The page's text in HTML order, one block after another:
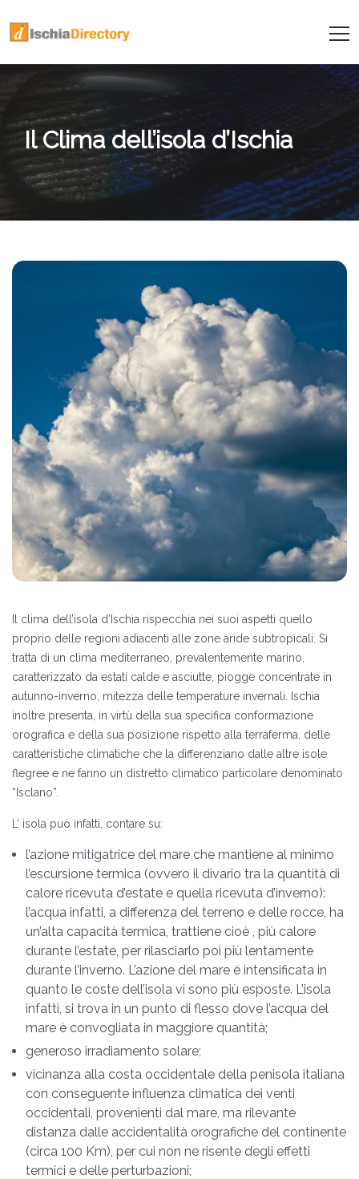
Il Clima dell’isola d’Ischia
Il clima dell’isola d’Ischia rispecchia nei suoi aspetti quello
proprio delle regioni adiacenti alle zone aride subtropicali. Si
tratta di un clima mediterraneo, prevalentemente marino,
caratterizzato da estati calde e asciutte, piogge concentrate in
autunno-inverno, mitezza delle temperature invernali. Ischia
inoltre presenta, in virtù della sua specifica conformazione
orografica e della sua posizione rispetto alla terraferma, delle
caratteristiche climatiche che la differenziano dalle altre isole
flegree e ne fanno un distretto climatico particolare denominato
“Isclano”.
L’ isola può infatti, contare su:
l’azione mitigatrice del mare che mantiene al minimo
l’escursione termica (ovvero il divario tra la quantità di
calore ricevuta d’estate e quella ricevuta d’inverno):
l’acqua infatti, a differenza del terreno e delle rocce, ha
un’alta capacità termica, trattiene cioè , più calore
durante l’estate, per rilasciarlo poi più lentamente
durante l’inverno. L’azione del mare è intensificata in
quanto le coste dell’isola vi sono più esposte. L’isola
infatti, si trova in un punto di flesso dove l’acqua del
mare è convogliata in maggiore quantità;
generoso irradiamento solare;
vicinanza alla costa occidentale della penisola italiana
con conseguente influenza climatica dei venti
occidentali, provenienti dal mare, ma rilevante
distanza dalle accidentalità orografiche del continente
(circa 100 Km), per cui non ne risente degli effetti
termici e delle perturbazioni;